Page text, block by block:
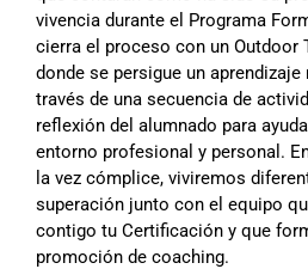
vivencia durante el Programa
cierra el proceso con un Outdoor
donde se persigue un
través de una secuencia de
reflexión del alumnado para
entorno profesional y personal.
la vez cómplice, viviremos
superación junto con el equipo
contigo tu Certificación y que
promoción de coaching.